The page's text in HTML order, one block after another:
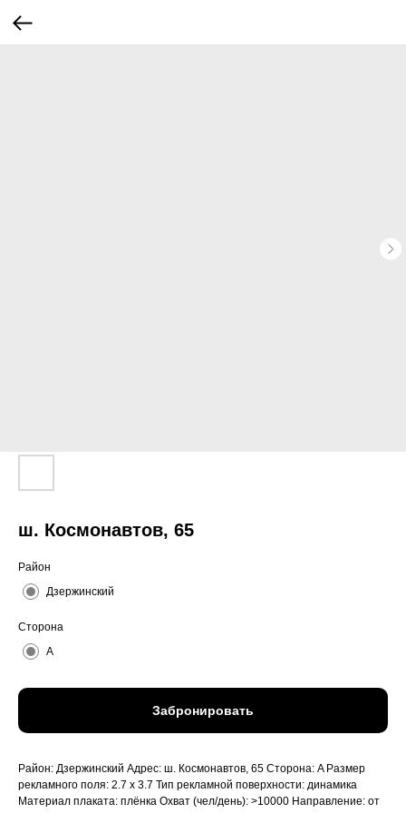
ш. Космонавтов, 65
Район
Дзержинский
Сторона
A
Забронировать
Район: Дзержинский Адрес: ш. Космонавтов, 65 Сторона: A Размер
рекламного поля: 2.7 x 3.7 Тип рекламной поверхности: динамика
Материал плаката: плёнка Охват (чел/день): >10000 Направление: от